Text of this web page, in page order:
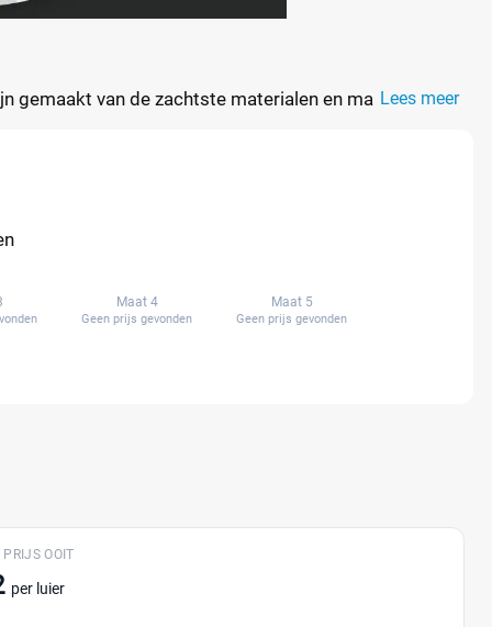
gemaakt van de zachtste materialen en makenLees meer
Maat 4
Geen prijs gevonden
Maat 5
Geen prijs gevonden
PRIJS OOIT
per luier